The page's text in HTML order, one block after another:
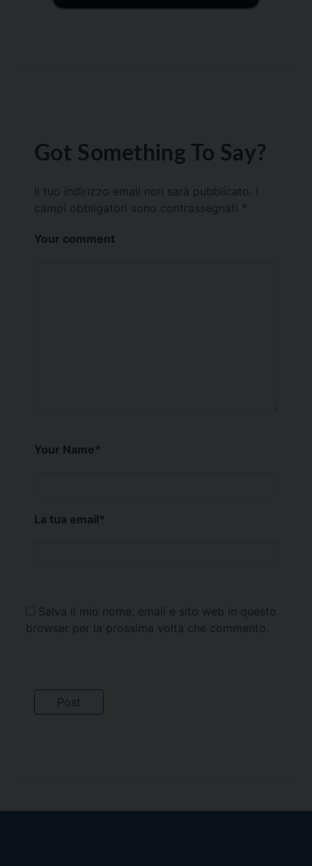
Got Something To Say?
Il tuo indirizzo email non sarà pubblicato.
campi obbligatori sono contrassegnati *
Your comment
Your Name*
La tua email*
Salva il mio nome, email e sito web in questo
browser per la prossima volta che commento.